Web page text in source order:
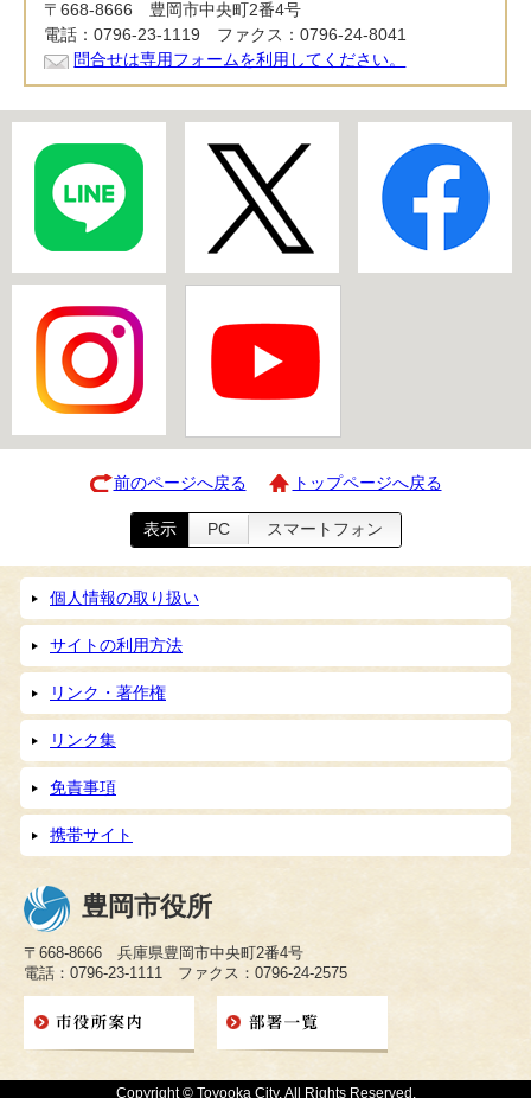
〒668-8666 豊岡市中央町2番4号
電話：0796-23-1119 ファクス：0796-24-8041
問合せは専用フォームを利用してください。
前のページへ戻る トップページへ戻る
表示 PC スマートフォン
個人情報の取り扱い
サイトの利用方法
リンク・著作権
リンク集
免責事項
携帯サイト
豊岡市役所
〒668-8666 兵庫県豊岡市中央町2番4号
電話：0796-23-1111 ファクス：0796-24-2575
Copyright © Toyooka City. All Rights Reserved.